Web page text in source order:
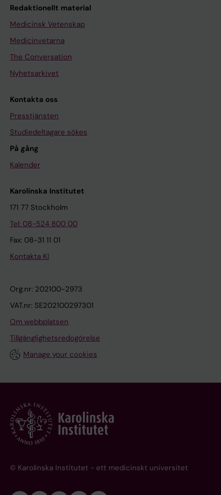
Redaktionellt material
Medicinsk Vetenskap
Medicinvetarna
The Conversation
Nyhetsarkivet
Kontakta oss
Presstjänsten
Studiedeltagare sökes
På gång
Kalender
Karolinska Institutet
171 77 Stockholm
Tel: 08-524 800 00
Fax: 08-31 11 01
Kontakta KI
Org.nr: 202100-2973
VAT.nr: SE202100297301
Om webbplatsen
Tillgänglighetsredogörelse
Manage your cookies
© Karolinska Institutet - ett medicinskt universitet